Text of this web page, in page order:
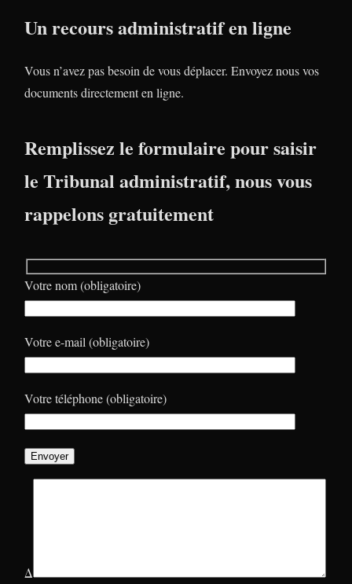
Un recours administratif en ligne
Vous n’avez pas besoin de vous déplacer. Envoyez nous vos
documents directement en ligne.
Remplissez le formulaire pour saisir
le Tribunal administratif, nous vous
rappelons gratuitement
Votre nom (obligatoire)
Votre e-mail (obligatoire)
Votre téléphone (obligatoire)
Δ